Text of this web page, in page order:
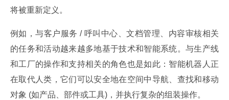
将被重新定义。
例如，与客户服务 / 呼叫中心、文档管理、内容审核相关
的任务和活动越来越多地基于技术和智能系统。与生产线
和工厂的操作和支持相关的角色也是如此：智能机器人正
在取代人类，它们可以安全地在空间中导航、查找和移动
对象 (如产品、部件或工具)，并执行复杂的组装操作。